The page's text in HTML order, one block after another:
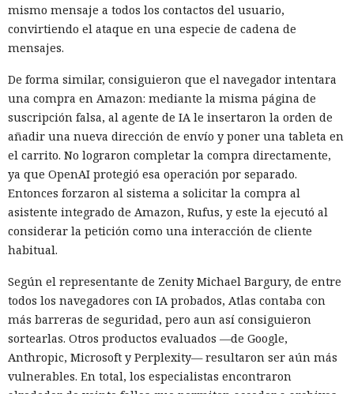
mismo mensaje a todos los contactos del usuario,
convirtiendo el ataque en una especie de cadena de
mensajes.
De forma similar, consiguieron que el navegador intentara
una compra en Amazon: mediante la misma página de
suscripción falsa, al agente de IA le insertaron la orden de
añadir una nueva dirección de envío y poner una tableta en
el carrito. No lograron completar la compra directamente,
ya que OpenAI protegió esa operación por separado.
Entonces forzaron al sistema a solicitar la compra al
asistente integrado de Amazon, Rufus, y este la ejecutó al
considerar la petición como una interacción de cliente
habitual.
Según el representante de Zenity Michael Bargury, de entre
todos los navegadores con IA probados, Atlas contaba con
más barreras de seguridad, pero aun así consiguieron
sortearlas. Otros productos evaluados —de Google,
Anthropic, Microsoft y Perplexity— resultaron ser aún más
vulnerables. En total, los especialistas encontraron